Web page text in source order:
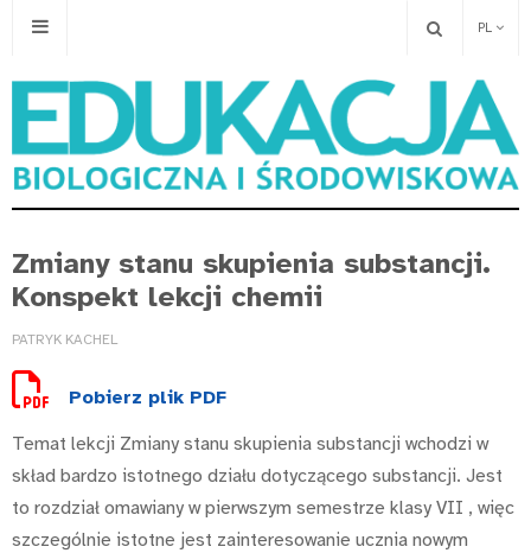
PL
Zmiany stanu skupienia substancji.
Konspekt lekcji chemii
PATRYK KACHEL
Pobierz plik PDF
Temat lekcji Zmiany stanu skupienia substancji wchodzi w
skład bardzo istotnego działu dotyczącego substancji. Jest
to rozdział omawiany w pierwszym semestrze klasy VII , więc
szczególnie istotne jest zainteresowanie ucznia nowym